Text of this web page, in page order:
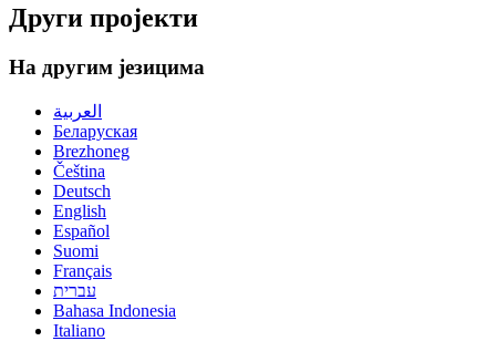
Други пројекти
На другим језицима
العربية
Беларуская
Brezhoneg
Čeština
Deutsch
English
Español
Suomi
Français
עברית
Bahasa Indonesia
Italiano